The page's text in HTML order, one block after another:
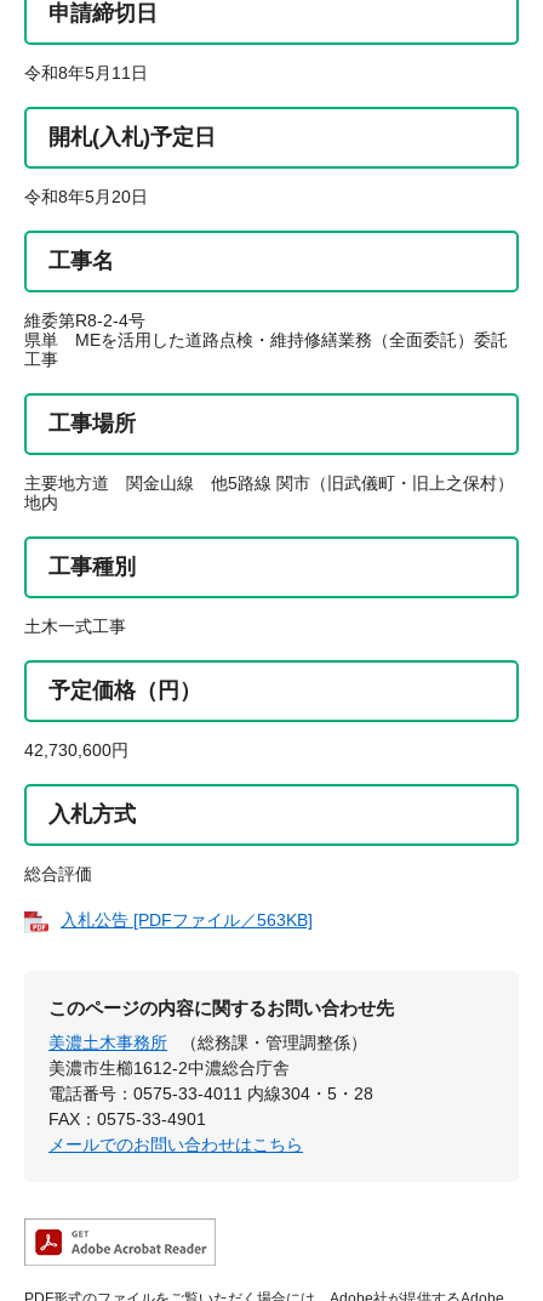
申請締切日
令和8年5月11日
開札(入札)予定日
令和8年5月20日
工事名
維委第R8-2-4号
県単 MEを活用した道路点検・維持修繕業務（全面委託）委託
工事
工事場所
主要地方道 関金山線 他5路線 関市（旧武儀町・旧上之保村）
地内
工事種別
土木一式工事
予定価格（円）
42,730,600円
入札方式
総合評価
入札公告 [PDFファイル／563KB]
このページの内容に関するお問い合わせ先
美濃土木事務所
（総務課・管理調整係）
美濃市生櫛1612-2中濃総合庁舎
電話番号：0575-33-4011 内線304・5・28
FAX：0575-33-4901
メールでのお問い合わせはこちら